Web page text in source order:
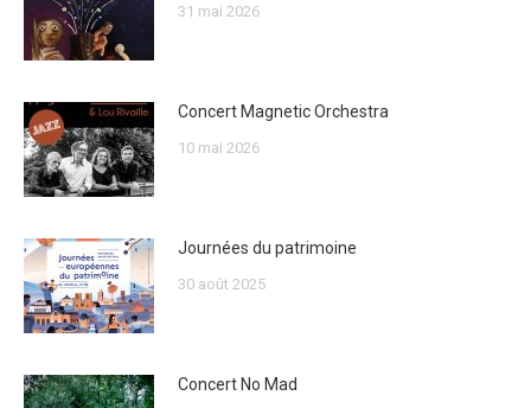
31 mai 2026
Concert Magnetic Orchestra
10 mai 2026
Journées du patrimoine
30 août 2025
Concert No Mad